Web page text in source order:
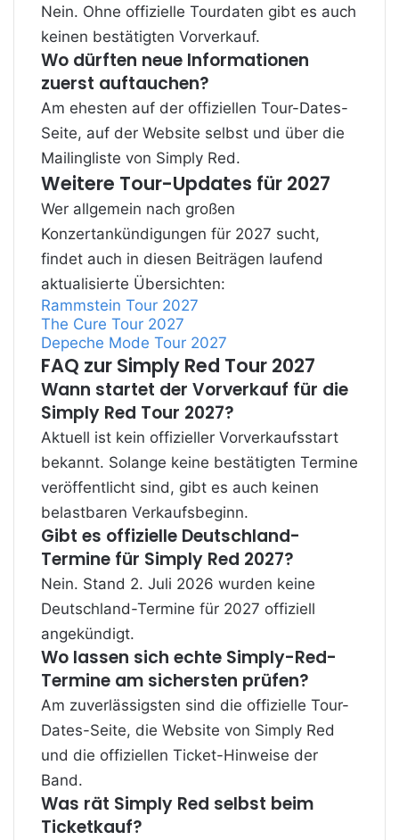
Nein. Ohne offizielle Tourdaten gibt es auch
keinen bestätigten Vorverkauf.
Wo dürften neue Informationen
zuerst auftauchen?
Am ehesten auf der offiziellen Tour-Dates-
Seite, auf der Website selbst und über die
Mailingliste von Simply Red.
Weitere Tour-Updates für 2027
Wer allgemein nach großen
Konzertankündigungen für 2027 sucht,
findet auch in diesen Beiträgen laufend
aktualisierte Übersichten:
Rammstein Tour 2027
The Cure Tour 2027
Depeche Mode Tour 2027
FAQ zur Simply Red Tour 2027
Wann startet der Vorverkauf für die
Simply Red Tour 2027?
Aktuell ist kein offizieller Vorverkaufsstart
bekannt. Solange keine bestätigten Termine
veröffentlicht sind, gibt es auch keinen
belastbaren Verkaufsbeginn.
Gibt es offizielle Deutschland-
Termine für Simply Red 2027?
Nein. Stand 2. Juli 2026 wurden keine
Deutschland-Termine für 2027 offiziell
angekündigt.
Wo lassen sich echte Simply-Red-
Termine am sichersten prüfen?
Am zuverlässigsten sind die offizielle Tour-
Dates-Seite, die Website von Simply Red
und die offiziellen Ticket-Hinweise der
Band.
Was rät Simply Red selbst beim
Ticketkauf?